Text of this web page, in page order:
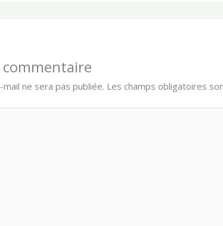
commentaire
ne sera pas publiée. Les champs obligatoires